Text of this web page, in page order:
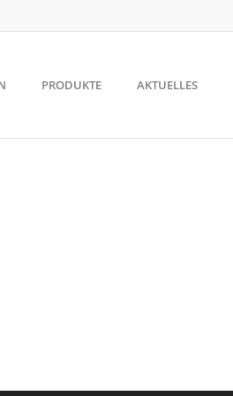
PRODUKTE AKTUELLES